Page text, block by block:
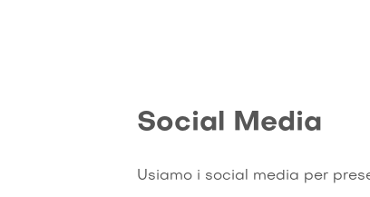
Social Media
Usiamo i social media per